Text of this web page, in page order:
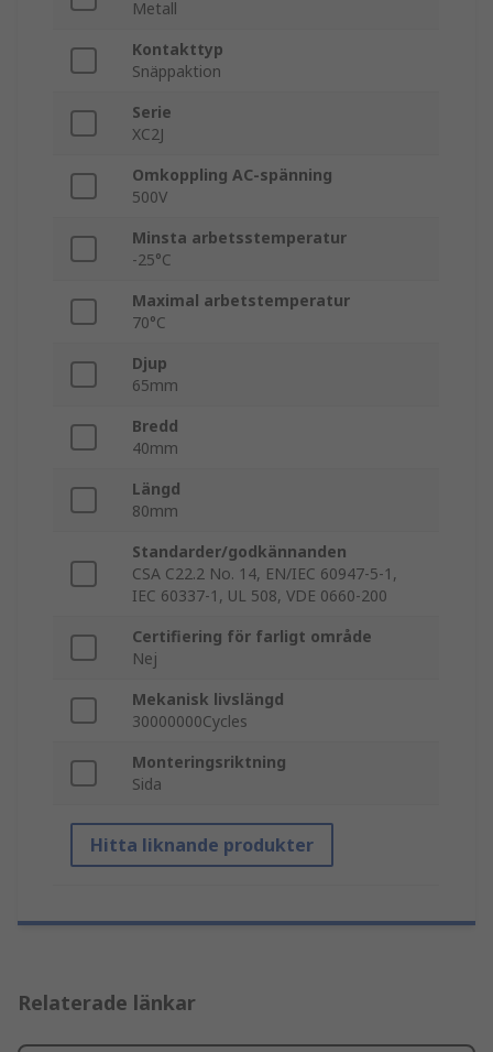
Metall
Kontakttyp
Snäppaktion
Serie
XC2J
Omkoppling AC-spänning
500V
Minsta arbetsstemperatur
-25°C
Maximal arbetstemperatur
70°C
Djup
65mm
Bredd
40mm
Längd
80mm
Standarder/godkännanden
CSA C22.2 No. 14, EN/IEC 60947-5-1,
IEC 60337-1, UL 508, VDE 0660-200
Certifiering för farligt område
Nej
Mekanisk livslängd
30000000Cycles
Monteringsriktning
Sida
Hitta liknande produkter
Relaterade länkar